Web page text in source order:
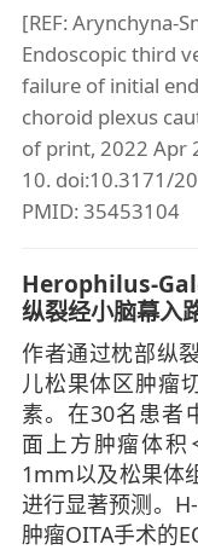
[REF: Arynchyna-
Endoscopic third
failure of initial
choroid plexus
of print, 2022 Apr
10. doi:10.3171/
PMID: 35453104
Herophilus-
纵裂经小脑幕入
作者通过枕部纵
儿松果体区肿瘤
素。在30名患者
面上方肿瘤体积
1mm以及松果体
进行显著预测。
肿瘤OITA手术的